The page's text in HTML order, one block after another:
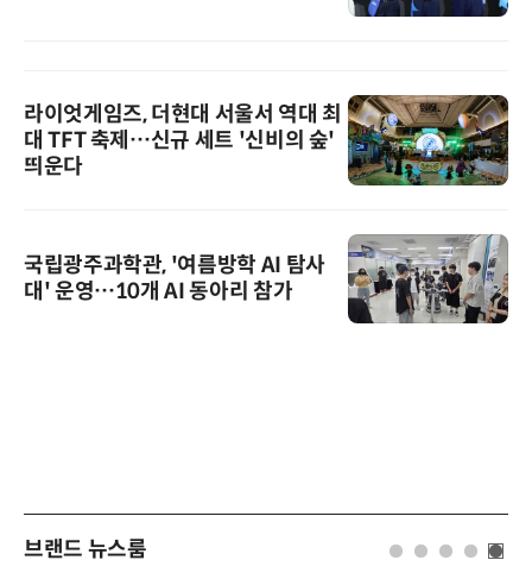
라이엇게임즈, 더현대 서울서 역대 최
대 TFT 축제…신규 세트 '신비의 숲'
띄운다
국립광주과학관, '여름방학 AI 탐사
대' 운영…10개 AI 동아리 참가
브랜드 뉴스룸